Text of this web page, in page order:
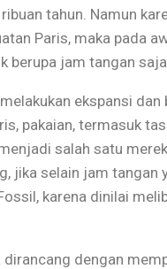
tahun. Namun
Paris, maka pada
berupa jam tangan
ekspansi
pakaian, termasuk
salah satu
jika selain jam tangan
karena dinilai
dengan